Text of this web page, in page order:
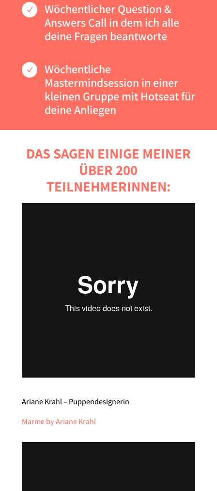
N
Wöchentlicher Question &
Answers Call in dem ich alle
deine Fragen beantworte
N
Wöchentliche
Mastermindsession in einer
kleinen Gruppe mit Hotseat für
deine Anliegen
DAS SAGEN EINIGE MEINER
ÜBER 200
TEILNEHMERINNEN:
Ariane Krahl – Puppendesignerin
Marme by Ariane Krahl